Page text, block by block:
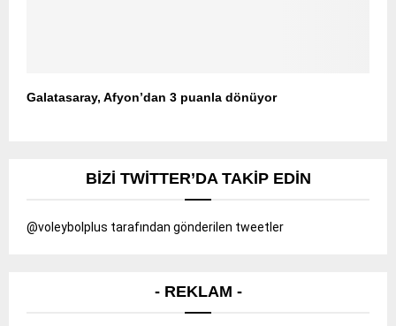
Galatasaray, Afyon’dan 3 puanla dönüyor
BIZI TWITTER’DA TAKIP EDIN
@voleybolplus tarafından gönderilen tweetler
- REKLAM -